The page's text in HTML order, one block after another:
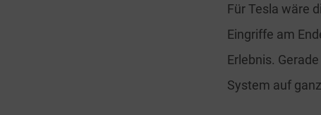
Für Tesla wäre
Eingriffe am
Erlebnis.
System auf